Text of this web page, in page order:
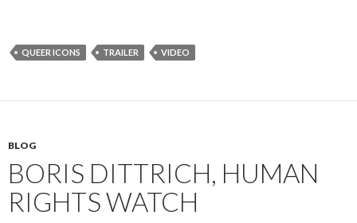
QUEER ICONS TRAILER VIDEO
BLOG
BORIS DITTRICH, HUMAN
RIGHTS WATCH